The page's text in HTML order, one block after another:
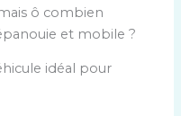
ô combien
et mobile ?
idéal pour